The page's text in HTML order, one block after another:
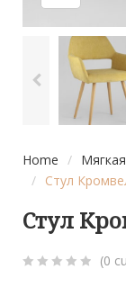
Home /
/ Стул
Стул
(0